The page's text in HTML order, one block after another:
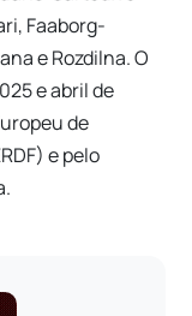
Faaborg-
e Rozdilna. O
e abril de
de
e pelo